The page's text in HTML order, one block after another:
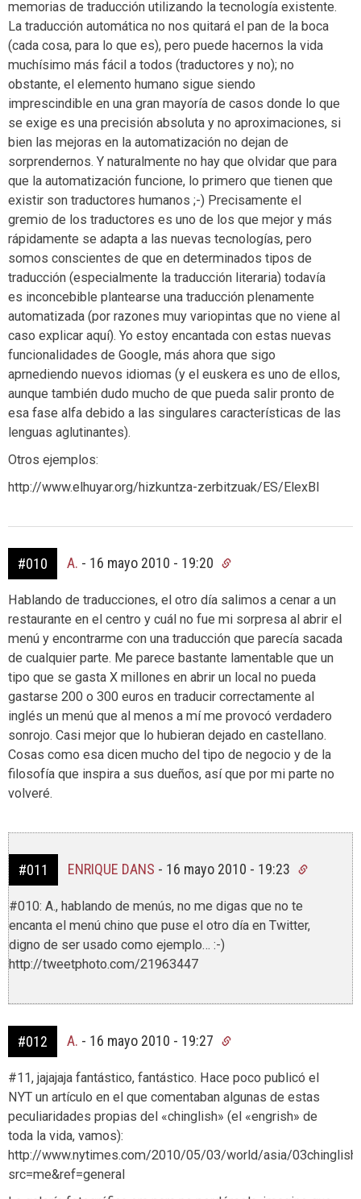
memorias de traducción utilizando la tecnología existente.
La traducción automática no nos quitará el pan de la boca
(cada cosa, para lo que es), pero puede hacernos la vida
muchísimo más fácil a todos (traductores y no); no
obstante, el elemento humano sigue siendo
imprescindible en una gran mayoría de casos donde lo que
se exige es una precisión absoluta y no aproximaciones, si
bien las mejoras en la automatización no dejan de
sorprendernos. Y naturalmente no hay que olvidar que para
que la automatización funcione, lo primero que tienen que
existir son traductores humanos ;-) Precisamente el
gremio de los traductores es uno de los que mejor y más
rápidamente se adapta a las nuevas tecnologías, pero
somos conscientes de que en determinados tipos de
traducción (especialmente la traducción literaria) todavía
es inconcebible plantearse una traducción plenamente
automatizada (por razones muy variopintas que no viene al
caso explicar aquí). Yo estoy encantada con estas nuevas
funcionalidades de Google, más ahora que sigo
aprnediendo nuevos idiomas (y el euskera es uno de ellos,
aunque también dudo mucho de que pueda salir pronto de
esa fase alfa debido a las singulares características de las
lenguas aglutinantes).
Otros ejemplos:
http://www.elhuyar.org/hizkuntza-zerbitzuak/ES/ElexBI
#010 A. - 16 mayo 2010 - 19:20
Hablando de traducciones, el otro día salimos a cenar a un
restaurante en el centro y cuál no fue mi sorpresa al abrir el
menú y encontrarme con una traducción que parecía sacada
de cualquier parte. Me parece bastante lamentable que un
tipo que se gasta X millones en abrir un local no pueda
gastarse 200 o 300 euros en traducir correctamente al
inglés un menú que al menos a mí me provocó verdadero
sonrojo. Casi mejor que lo hubieran dejado en castellano.
Cosas como esa dicen mucho del tipo de negocio y de la
filosofía que inspira a sus dueños, así que por mi parte no
volveré.
#011 ENRIQUE DANS - 16 mayo 2010 - 19:23
#010: A., hablando de menús, no me digas que no te
encanta el menú chino que puse el otro día en Twitter,
digno de ser usado como ejemplo… :-)
http://tweetphoto.com/21963447
#012 A. - 16 mayo 2010 - 19:27
#11, jajajaja fantástico, fantástico. Hace poco publicó el
NYT un artículo en el que comentaban algunas de estas
peculiaridades propias del «chinglish» (el «engrish» de
toda la vida, vamos):
http://www.nytimes.com/2010/05/03/world/asia/
src=me&ref=general